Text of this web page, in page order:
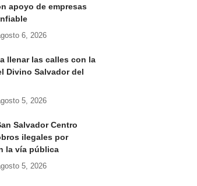
apoyo de empresas
6, 2026
llenar las calles con la
Divino Salvador del
5, 2026
Salvador Centro
ilegales por
la vía pública
5, 2026